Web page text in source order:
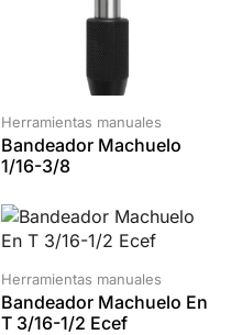
Herramientas manuales
Bandeador Machuelo
1/16-3/8
Herramientas manuales
Bandeador Machuelo En
T 3/16-1/2 Ecef